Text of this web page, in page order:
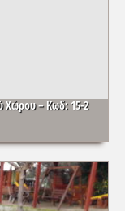
Χώρου – Κωδ: 15-2